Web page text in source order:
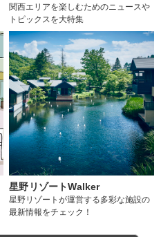
関西エリアを楽しむためのニュースや
トピックスを大特集
星野リゾートWalker
星野リゾートが運営する多彩な施設の
最新情報をチェック！